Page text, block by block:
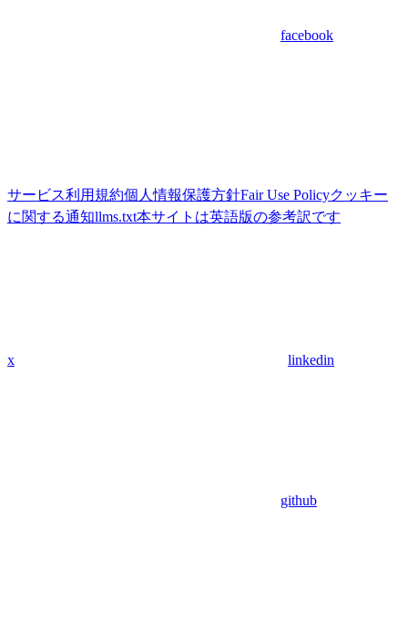
facebook
サービス利用規約個人情報保護方針Fair Use Policyクッキー
に関する通知llms.txt本サイトは英語版の参考訳です
x linkedin
github